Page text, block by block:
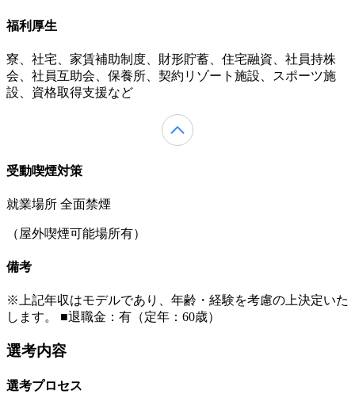
福利厚生
寮、社宅、家賃補助制度、財形貯蓄、住宅融資、社員持株
会、社員互助会、保養所、契約リゾート施設、スポーツ施
設、資格取得支援など
受動喫煙対策
就業場所 全面禁煙
（屋外喫煙可能場所有）
備考
※上記年収はモデルであり、年齢・経験を考慮の上決定いた
します。 ■退職金：有（定年：60歳）
選考内容
選考プロセス